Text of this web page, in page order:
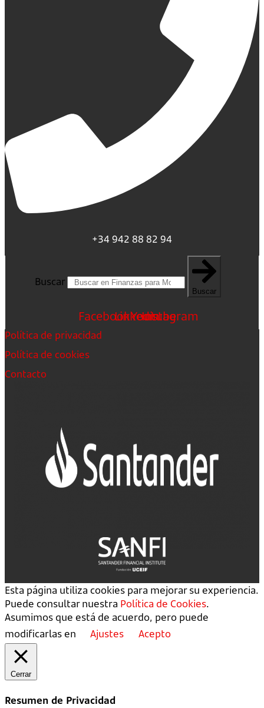
+34 942 88 82 94
Buscar
Buscar
FacebookLinkedin
Youtube
Instagram
Política de privacidad
Política de cookies
Contacto
Esta página utiliza cookies para mejorar su experiencia.
Puede consultar nuestra Política de Cookies.
Asumimos que está de acuerdo, pero puede
modificarlas en
Ajustes Acepto
Cerrar
Resumen de Privacidad